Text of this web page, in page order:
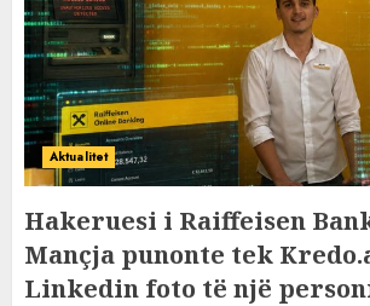
Aktualitet
Hakeruesi i Raiffeisen
Mançja punonte tek
Linkedin foto të një